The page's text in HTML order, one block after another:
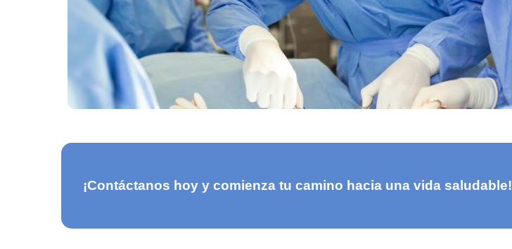
¡Contáctanos hoy y comienza tu camino hacia una vida saludable!